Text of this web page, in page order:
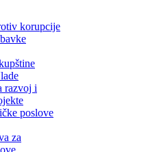
korupcije
razvoj i
poslove
za